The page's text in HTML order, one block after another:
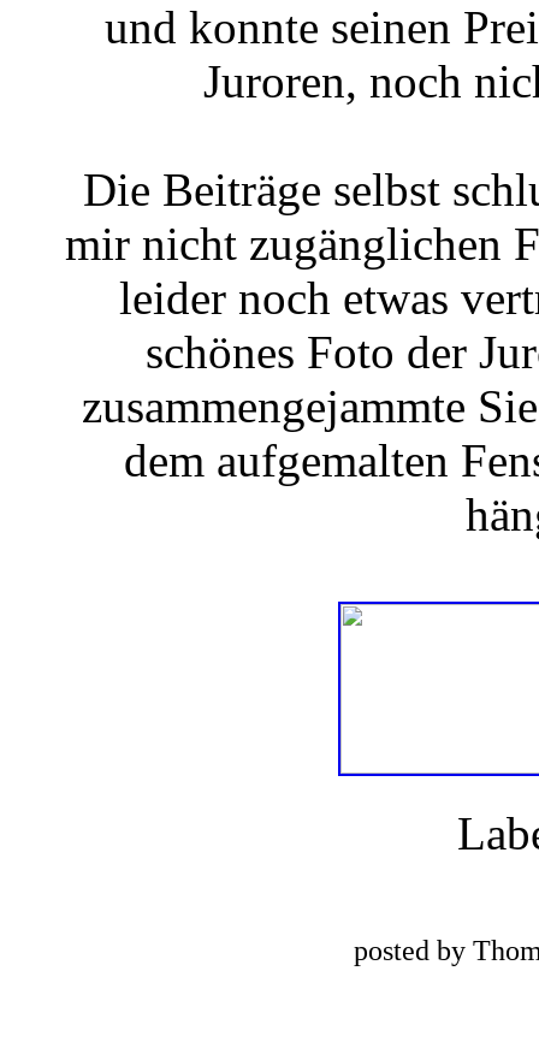
und konnte seinen
Juroren, noch
Die Beiträge selbst
mir nicht zugänglichen
leider noch etwas
schönes Foto der
zusammengejammte
dem aufgemalten
posted by